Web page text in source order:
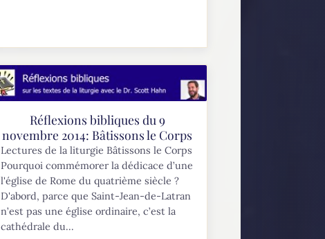
Réflexions bibliques du 9
novembre 2014: Bâtissons le Corps
Lectures de la liturgie Bâtissons le Corps
Pourquoi commémorer la dédicace d’une
l'église de Rome du quatrième siècle ?
D'abord, parce que Saint-Jean-de-Latran
n’est pas une église ordinaire, c’est la
cathédrale du...